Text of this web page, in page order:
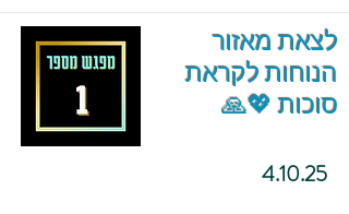
לצאת מאזור
הנוחות לקראת
סוכות 💖🙏
4.10.25